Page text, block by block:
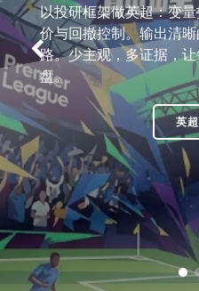
以投研框架做英超：变
价与回撤控制。输出清
路。少主观，多证据，
盘。
英